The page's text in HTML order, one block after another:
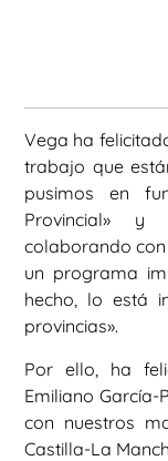
Vega ha
trabajo que
pusimos en
Provincial» y
colaborando con
un programa
hecho, lo está
provincias».
Por ello, ha
Emiliano García-
con nuestros
Castilla-La